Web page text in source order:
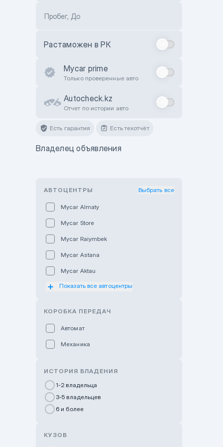
Пробег, До
Растаможен в РК
Mycar prime
Только проверенные авто
Autocheck.kz
Отчет по истории авто
Есть гарантия Есть техотчёт
Владелец объявления
АВТОЦЕНТРЫ Выбрать все
Mycar Almaty
Mycar Store
Mycar Raiymbek
Mycar Astana
Mycar Aktau
Mycar Uralsk
GWM Nurly Zhol
Chery Astana
Показать все автоцентры
КОРОБКА ПЕРЕДАЧ
Автомат
Механика
ИСТОРИЯ ВЛАДЕНИЯ
1-2 владельца
3-5 владельцев
6 и более
КУЗОВ